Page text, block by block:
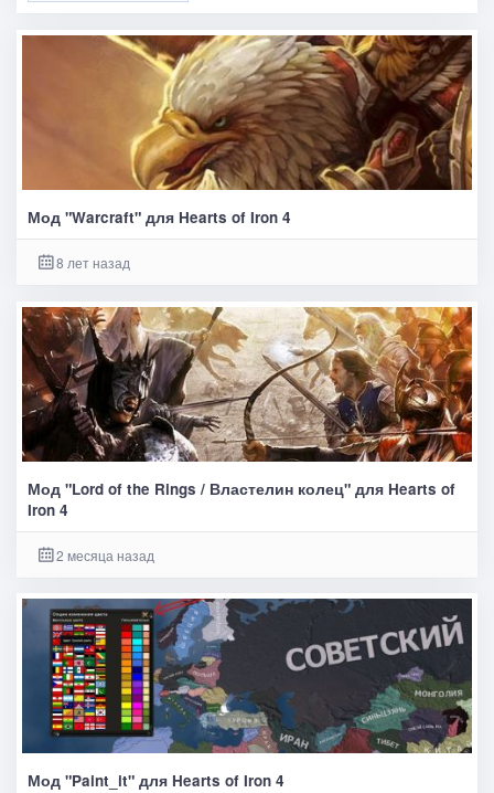
Мод "Warcraft" для Hearts of Iron 4
8 лет назад
Мод "Lord of the Rings / Властелин колец" для Hearts of
Iron 4
2 месяца назад
Мод "Paint_it" для Hearts of Iron 4